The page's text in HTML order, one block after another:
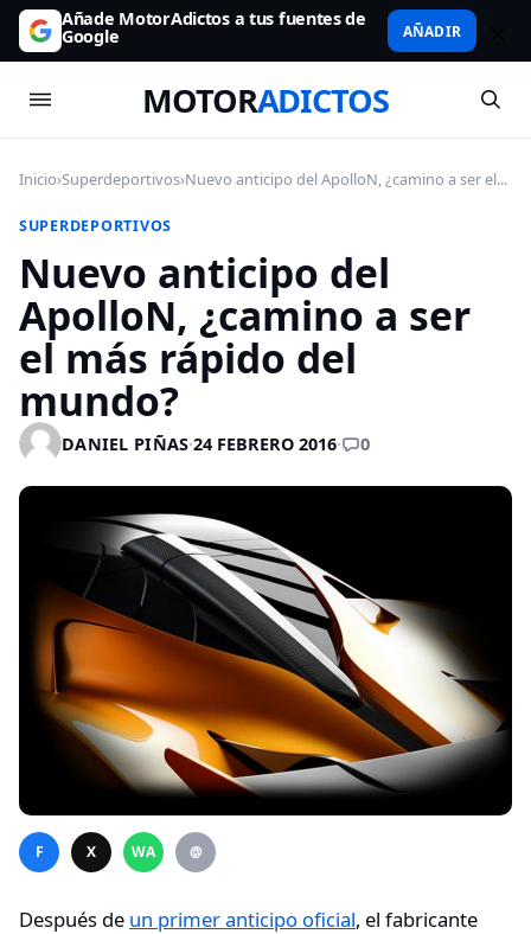
Añade MotorAdictos a tus fuentes de
Google AÑADIR
MOTORADICTOS
Inicio›Superdeportivos›Nuevo anticipo del ApolloN, ¿camino a ser el...
SUPERDEPORTIVOS
Nuevo anticipo del
ApolloN, ¿camino a ser
el más rápido del
mundo?
DANIEL PIÑAS·24 FEBRERO 2016· 0
F X WA @
Después de un primer anticipo oficial, el fabricante